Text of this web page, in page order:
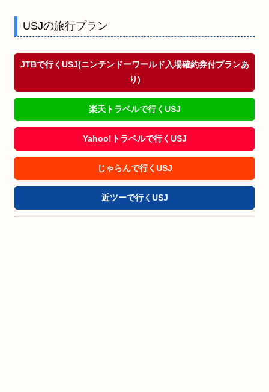
USJの旅行プラン
JTBで行くUSJ(ニンテンドーワールド入場確約券付プランあ
り)
楽天トラベルで行くUSJ
Yahoo!トラベルで行くUSJ
じゃらんで行くUSJ
近ツーで行くUSJ